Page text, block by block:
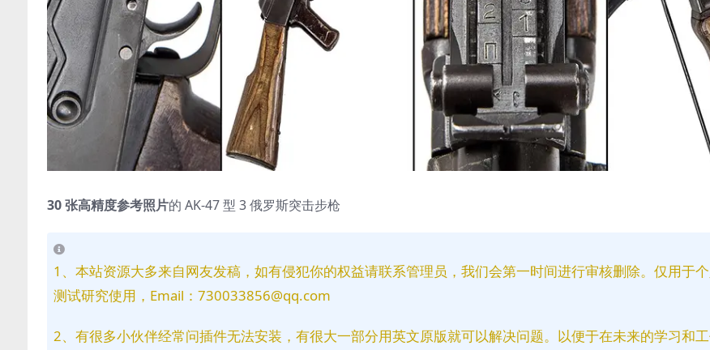
30 张高精度参考照片的 AK-47 型 3 俄罗斯突击步枪
1、本站资源大多来自网友发稿，如有侵犯你的权益请联系管理员，我们会第一时间进行审核删除。仅用于
测试研究使用，Email：730033856@qq.com
2、有很多小伙伴经常问插件无法安装，有很大一部分用英文原版就可以解决问题。以便于在未来的学习和